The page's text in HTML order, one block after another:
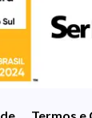
Termos e